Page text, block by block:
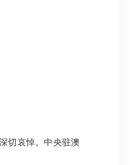
切哀悼。中央驻澳